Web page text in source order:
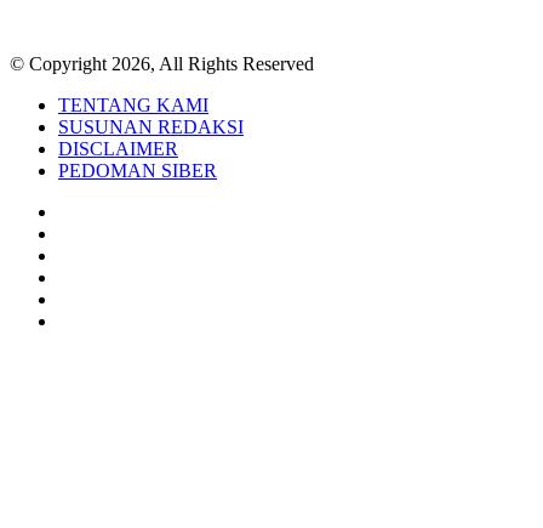
© Copyright 2026, All Rights Reserved
TENTANG KAMI
SUSUNAN REDAKSI
DISCLAIMER
PEDOMAN SIBER